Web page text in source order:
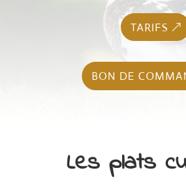
TARIFS
BON DE
Les plats